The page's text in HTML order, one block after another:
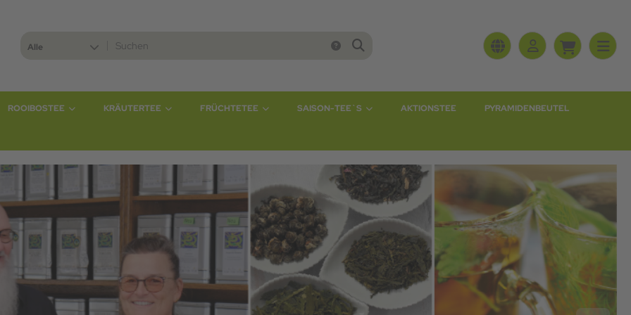
Alle
ROOIBOSTEE KRÄUTERTEE FRÜCHTETEE SAISON-TEE`S AKTIONSTEE PYRAMIDENBEUTEL